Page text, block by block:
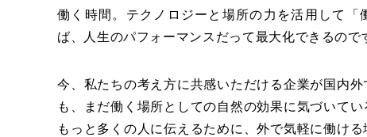
働く時間。テクノロジーと場所の力を活用して「
ば、人生のパフォーマンスだって最大化できるので
今、私たちの考え方に共感いただける企業が国内
も、まだ働く場所としての自然の効果に気づいてい
もっと多くの人に伝えるために、外で気軽に働ける